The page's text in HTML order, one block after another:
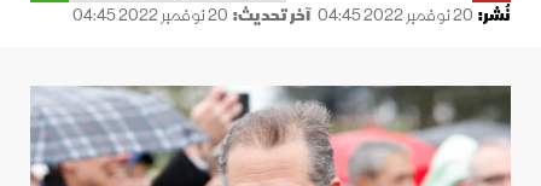
نُشر: 20 نوفمبر 2022 04:45 آخر تحديث: 20 نوفمبر 2022 04:45